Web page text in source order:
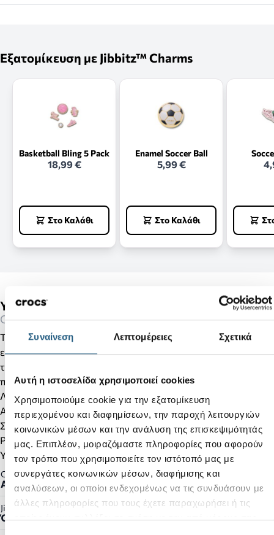
Συναίνεση Λεπτομέρειες Σχετικά
Αυτή η ιστοσελίδα χρησιμοποιεί cookies
Χρησιμοποιούμε cookie για την εξατομίκευση
περιεχομένου και διαφημίσεων, την παροχή λειτουργιών
κοινωνικών μέσων και την ανάλυση της επισκεψιμότητάς
μας. Επιπλέον, μοιραζόμαστε πληροφορίες που αφορούν
τον τρόπο που χρησιμοποιείτε τον ιστότοπό μας με
συνεργάτες κοινωνικών μέσων, διαφήμισης και
αναλύσεων, οι οποίοι ενδεχομένως να τις συνδυάσουν με
άλλες πληροφορίες που τους έχετε παραχωρήσει ή τις
Εξατομίκευση με Jibbitz™ Charms
Basketball Bling 5 Pack
18,99 €
Στο Καλάθι
Enamel Soccer Ball
5,99 €
Στο Καλάθι
Yukon Vista II LR Clog M-Black/Slate Grey
Clogs
Το αγαπημένο Crocs Clog των ανδρών! Συνθετική δερμάτινη
επικάλυψη στο επάνω μέρος. Ρυθμιζόμενα λουράκια για
τέλεια εφαρμογή. Το εξασφαλίζει άνεση και ασφάλεια στο
περπάτημα.
Λεπτομέρειες προϊόντος:
Ανανεωμένο στιλ και λεπτομέρειες με ραφές
Συθετικό δέρμα
Ρυθμιζόμενο κλείσιμο για περισσότερη ασφάλεια και άνεση
Υλικό Croslite™
Gender:
Ανδρικό
Jibbitz™ Ready:
Όχι